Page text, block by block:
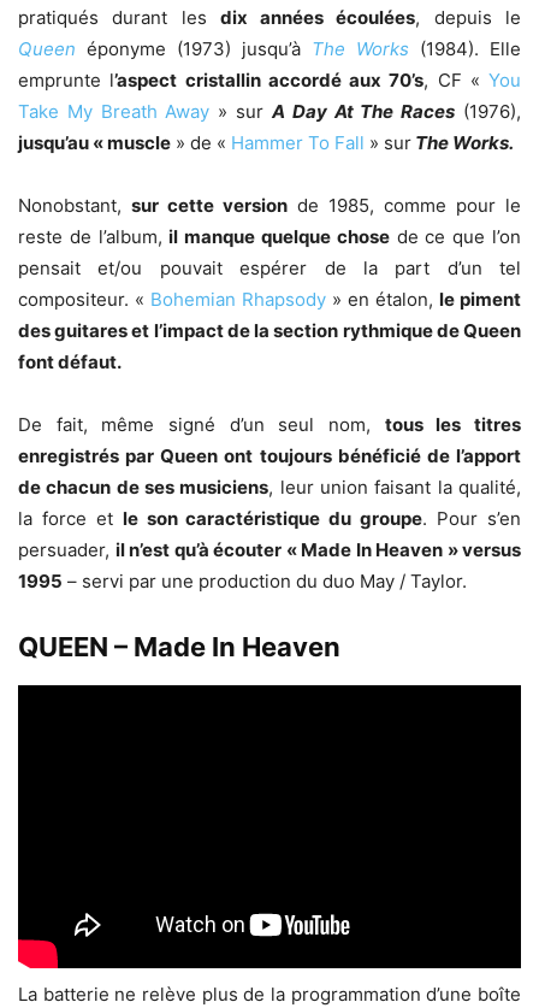
pratiqués durant les dix années écoulées, depuis le
Queen éponyme (1973) jusqu’à The Works (1984). Elle
emprunte l’aspect cristallin accordé aux 70’s, CF « You
Take My Breath Away » sur A Day At The Races (1976),
jusqu’au « muscle » de « Hammer To Fall » sur The Works.
Nonobstant, sur cette version de 1985, comme pour le
reste de l’album,il manque quelque chosede ce que l’on
pensait et/ou pouvait espérer de la part d’un tel
compositeur. « Bohemian Rhapsody » en étalon, le piment
des guitares et l’impact de la section rythmique de Queen
font défaut.
De fait, même signé d’un seul nom, tous les titres
enregistrés par Queen ont toujours bénéficié de l’apport
de chacun de ses musiciens, leur union faisant la qualité,
la force et le son caractéristique du groupe. Pour s’en
persuader, il n’est qu’à écouter « Made In Heaven » versus
1995 – servi par une production du duo May / Taylor.
QUEEN – Made In Heaven
La batterie ne relève plus de la programmation d’une boîte